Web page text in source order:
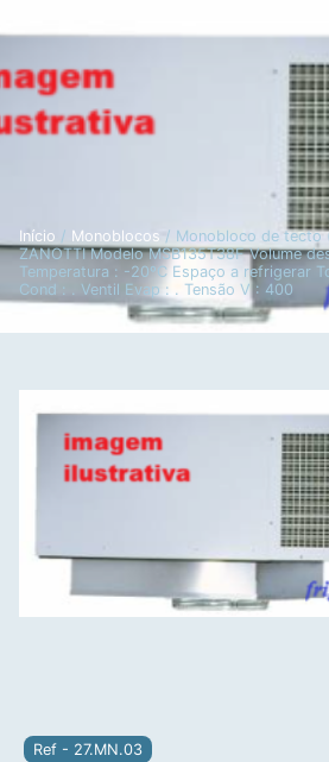
Início / Monoblocos / Monobloco de tecto
ZANOTTI Modelo MSB135T38F Volume
Temperatura : -20ºC Espaço a refrigerar
Cond : . Ventil Evap : . Tensão V : 400
Ref - 27.MN.03